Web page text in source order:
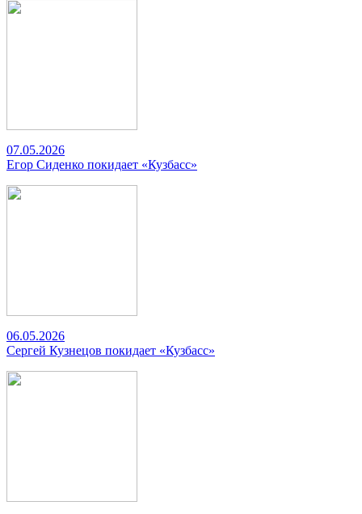
07.05.2026
Егор Сиденко покидает «Кузбасс»
06.05.2026
Сергей Кузнецов покидает «Кузбасс»